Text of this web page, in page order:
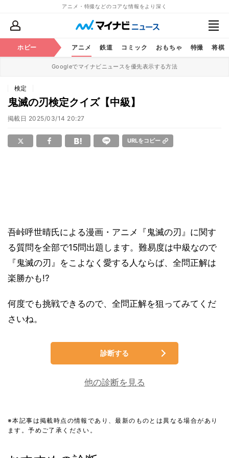
アニメ・特撮などのコアな情報をより深く
ホビー アニメ 鉄道 コミック おもちゃ 特撮 将棋
Googleでマイナビニュースを優先表示する方法
検定
鬼滅の刃検定クイズ【中級】
掲載日 2025/03/14 20:27
URLをコピー
吾峠呼世晴氏による漫画・アニメ『鬼滅の刃』に関す
る質問を全部で15問出題します。難易度は中級なので
『鬼滅の刃』をこよなく愛する人ならば、全問正解は
楽勝かも!?
何度でも挑戦できるので、全問正解を狙ってみてくだ
さいね。
診断する
他の診断を見る
※本記事は掲載時点の情報であり、最新のものとは異なる場合があり
ます。予めご了承ください。